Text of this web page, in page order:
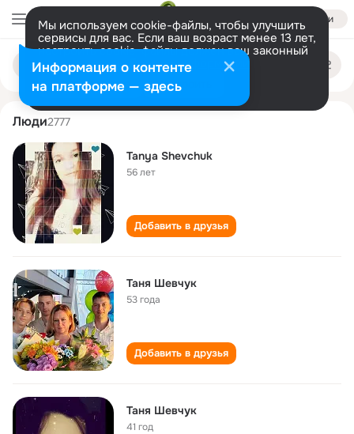
Войти
Мы используем cookie-файлы, чтобы улучшить
сервисы для вас. Если ваш возраст менее 13 лет,
настроить cookie-файлы должен ваш законный
представитель. Больше информации
Разрешить все Настроить
Поиск
людям
tanya shevchuk
Люди2777
Tanya Shevchuk
56 лет
Добавить в друзья
Таня Шевчук
53 года
Добавить в друзья
Таня Шевчук
41 год
Информация о контенте
на платформе — здесь